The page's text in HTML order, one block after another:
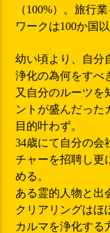
（100%）。旅行
ワークは100か国以
幼い頃より、自
浄化の為何をすべ
又自分のルーツを
ントが盛んだった
目的叶わず。
34歳にて自分の会
チャーを招聘し更
める。
ある霊的人物と出
クリアリングはほ
カルマを浄化する